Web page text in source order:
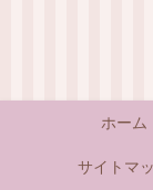
ホーム
サイトマ